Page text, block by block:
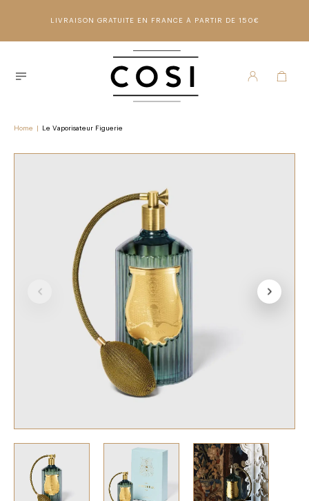
LIVRAISON GRATUITE EN FRANCE À PARTIR DE 150€
Home Le Vaporisateur Figuerie